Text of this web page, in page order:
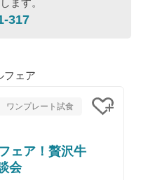
ます。
317
フェア
ワンプレート試食
ェア！贅沢牛
会